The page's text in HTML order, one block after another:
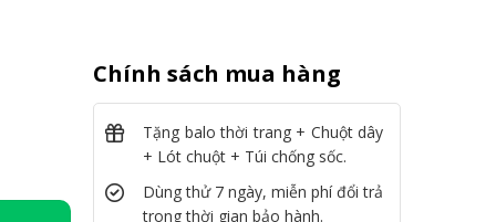
số lượng
Chính sách mua hàng
Tặng balo thời trang + Chuột dây
+ Lót chuột + Túi chống sốc.
Dùng thử 7 ngày, miễn phí đổi trả
trong thời gian bảo hành.